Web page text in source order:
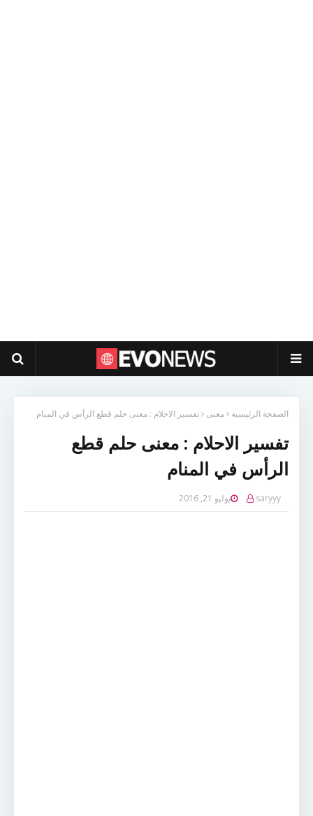
الصفحة الرئيسية معنى تفسير الاحلام : معنى حلم قطع الرأس في المنام
تفسير الاحلام : معنى حلم قطع
الرأس في المنام
saryyy يوليو 21, 2016